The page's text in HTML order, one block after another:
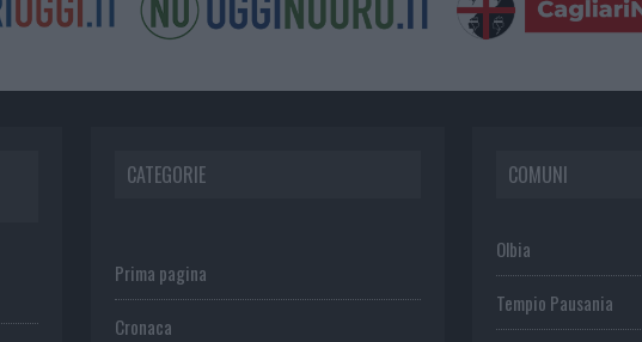
CATEGORIE
Prima pagina
Cronaca
COMUNI
Olbia
Tempio Pausania